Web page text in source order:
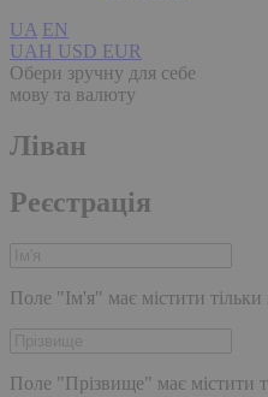
UA EN
UAH USD EUR
Обери зручну для себе
мову та валюту
Ліван
Реєстрація
Поле "Ім'я" має містити
Поле "Прізвище" має містити